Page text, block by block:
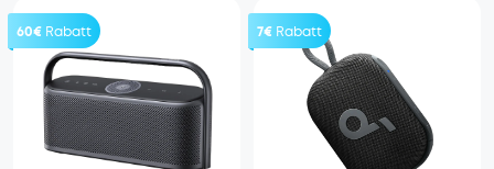
60€ Rabatt 7€ Rabatt